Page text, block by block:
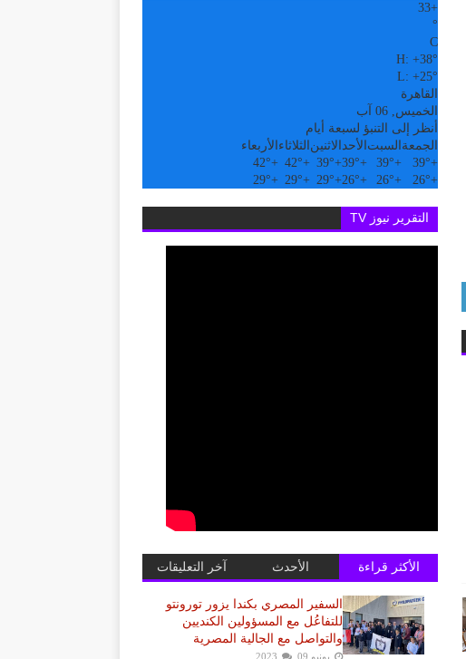
+
33
°
C
H: +38°
L: +25°
القاهرة
الخميس, 06 آب
أنظر إلى التنبؤ لسبعة أيام
الجمعة السبت الأحد الاثنين الثلاثاء الأربعاء
+
39°
+
39°
+
39°
+
39°
+
42°
+
42°
+
26°
+
26°
+
26°
+
29°
+
29°
+
29°
التقرير نيوز TV
الأكثر قراءة الأحدث آخر التعليقات
السفير المصري بكندا يزور تورونتو
للتفاعُل مع المسؤولين الكنديين
والتواصل مع الجالية المصرية
يونيو 09, 2023